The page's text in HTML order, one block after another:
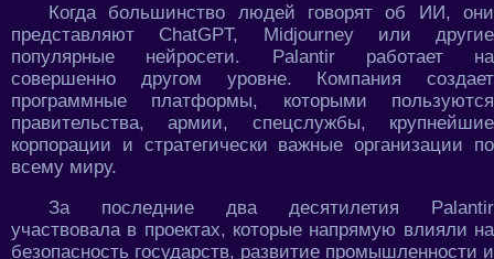
Когда большинство людей говорят об ИИ, они
представляют ChatGPT, Midjourney или другие
популярные нейросети. Palantir работает на
совершенно другом уровне. Компания создает
программные платформы, которыми пользуются
правительства, армии, спецслужбы, крупнейшие
корпорации и стратегически важные организации по
всему миру.
За последние два десятилетия Palantir
участвовала в проектах, которые напрямую влияли на
безопасность государств, развитие промышленности и